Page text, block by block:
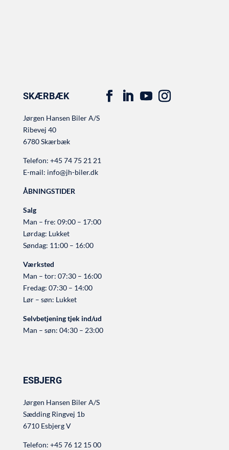
SKÆRBÆK
Jørgen Hansen Biler A/S
Ribevej 40
6780 Skærbæk
Telefon: +45 74 75 21 21
E-mail: info@jh-biler.dk
ÅBNINGSTIDER
Salg
Man – fre: 09:00 – 17:00
Lørdag: Lukket
Søndag: 11:00 – 16:00
Værksted
Man – tor: 07:30 – 16:00
Fredag: 07:30 – 14:00
Lør – søn: Lukket
Selvbetjening tjek ind/ud
Man – søn: 04:30 – 23:00
ESBJERG
Jørgen Hansen Biler A/S
Sædding Ringvej 1b
6710 Esbjerg V
Telefon: +45 76 12 15 00